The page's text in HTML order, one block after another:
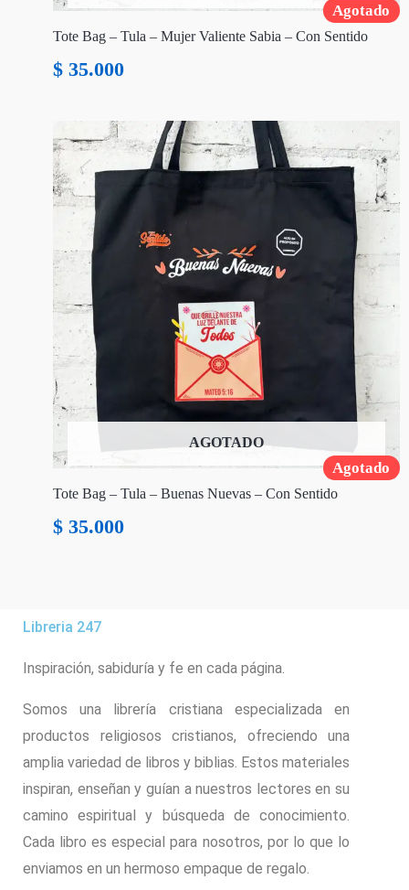
Agotado
Tote Bag – Tula – Mujer Valiente Sabia – Con Sentido
$ 35.000
Agotado
AGOTADO
Tote Bag – Tula – Buenas Nuevas – Con Sentido
$ 35.000
Libreria 247
Inspiración, sabiduría y fe en cada página.
Somos una librería cristiana especializada en
productos religiosos cristianos, ofreciendo una
amplia variedad de libros y biblias. Estos materiales
inspiran, enseñan y guían a nuestros lectores en su
camino espiritual y búsqueda de conocimiento.
Cada libro es especial para nosotros, por lo que lo
enviamos en un hermoso empaque de regalo.